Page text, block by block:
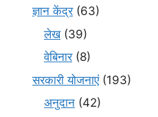
ज्ञान केंद्र(63)
लेख(39)
वेबिनार(8)
सरकारी योजनाएं(193)
अनुदान (42)